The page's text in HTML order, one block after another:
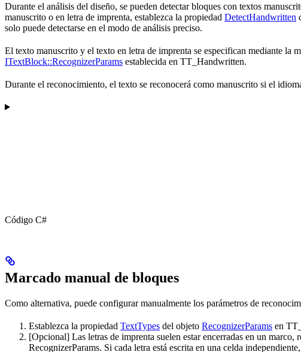
Durante el análisis del diseño, se pueden detectar bloques con textos
manuscrito o en letra de imprenta, establezca la propiedad DetectHandwritten
solo puede detectarse en el modo de análisis preciso.
El texto manuscrito y el texto en letra de imprenta se especifican mediante la
ITextBlock::RecognizerParams establecida en TT_Handwritten.
Durante el reconocimiento, el texto se reconocerá como manuscrito si el
Código C#
Marcado manual de bloques
Como alternativa, puede configurar manualmente los parámetros de
Establezca la propiedad TextTypes del objeto RecognizerParams en
[Opcional] Las letras de imprenta suelen estar encerradas en un
RecognizerParams. Si cada letra está escrita en una celda